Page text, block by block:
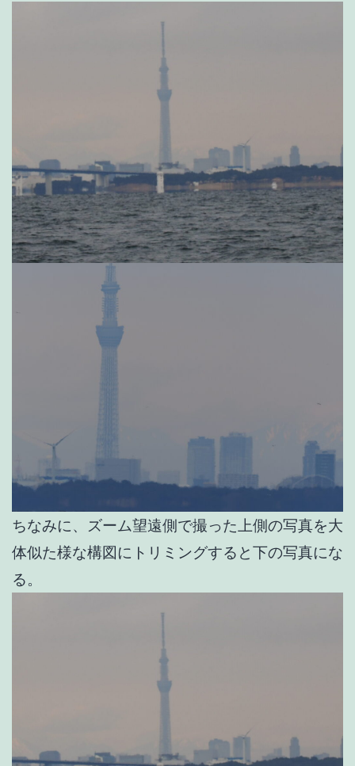
ちなみに、ズーム望遠側で撮った上側の写真を大
体似た様な構図にトリミングすると下の写真にな
る。